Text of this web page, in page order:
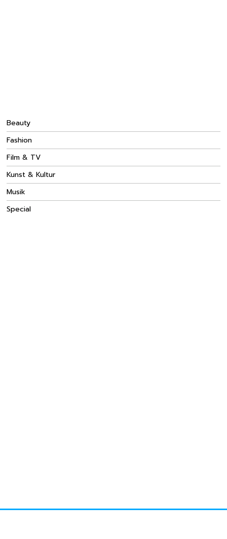
Beauty
Fashion
Film & TV
Kunst & Kultur
Musik
Special